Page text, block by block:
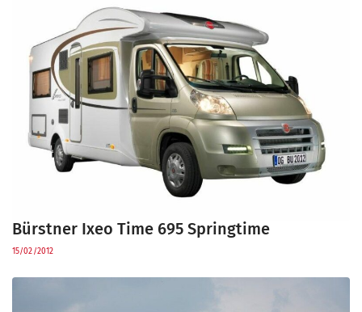
Bürstner Ixeo Time 695 Springtime
15/02/2012